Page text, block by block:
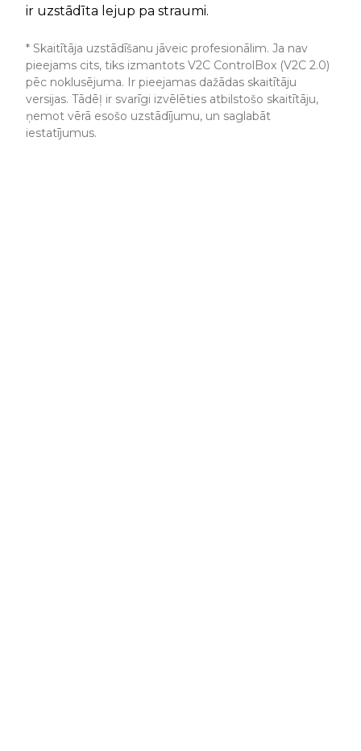
ir uzstādīta lejup pa straumi.
* Skaitītāja uzstādīšanu jāveic profesionālim. Ja nav
pieejams cits, tiks izmantots V2C ControlBox (V2C 2.0)
pēc noklusējuma. Ir pieejamas dažādas skaitītāju
versijas. Tādēļ ir svarīgi izvēlēties atbilstošo skaitītāju,
ņemot vērā esošo uzstādījumu, un saglabāt
iestatījumus.